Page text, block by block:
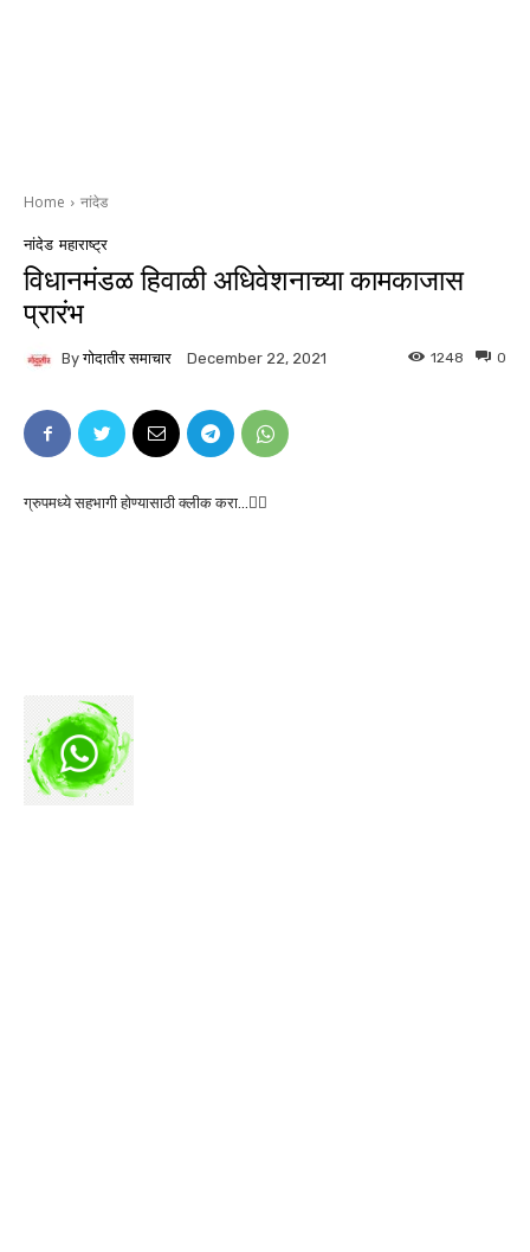
Home नांदेड
नांदेड महाराष्ट्र
विधानमंडळ हिवाळी अधिवेशनाच्या कामकाजास
प्रारंभ
By गोदातीर समाचार December 22, 2021 0
1248
ग्रुपमध्ये सहभागी होण्यासाठी क्लीक करा…👆🏻